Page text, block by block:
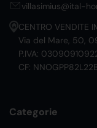
villasimius@ital-
CENTRO VENDITE
Via del Mare, 50,
P.IVA:
CF:
Categorie